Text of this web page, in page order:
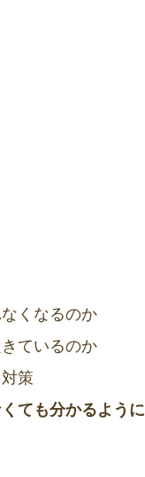
くなるのか
ているのか
策
ても分かるように